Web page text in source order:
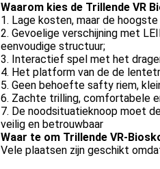
Waarom kies de Trillende VR
1. Lage kosten, maar de
2. Gevoelige verschijning met
eenvoudige structuur;
3. Interactief spel met het
4. Het platform van de de
5. Geen behoefte safty riem,
6. Zachte trilling, comfortabele
7. De noodsituatieknoop moet
veilig en betrouwbaar
Waar te om Trillende VR-
Vele plaatsen zijn geschikt